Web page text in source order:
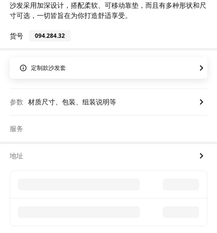
沙发采用加深设计，搭配柔软、可移动靠垫，而且有多种形状和尺
寸可选，一切皆旨在为你打造舒适享受。
货号 094.284.32
定制款沙发套
参数 材质尺寸、包装、组装说明等
服务
地址